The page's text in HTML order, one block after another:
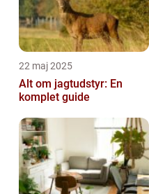
22 maj 2025
Alt om jagtudstyr: En
komplet guide